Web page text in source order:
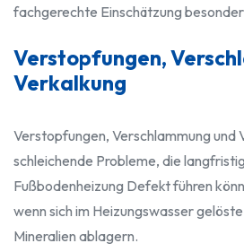
fachgerechte Einschätzung
Verstopfungen,
Verkalkung
Verstopfungen, Verschlammung und
schleichende Probleme, die
Fußbodenheizung Defekt führen
wenn sich im Heizungswasser
Mineralien ablagern.